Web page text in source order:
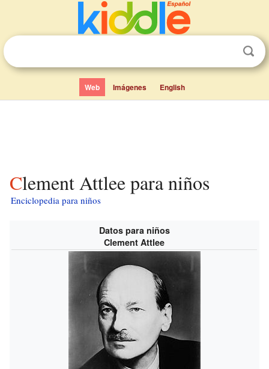
Web Imágenes English
Clement Attlee para niños
Enciclopedia para niños
Datos para niños
Clement Attlee